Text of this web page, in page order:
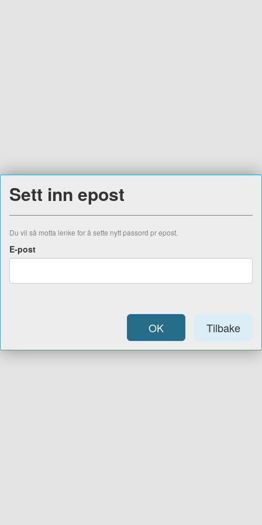
Sett inn epost
Du vil så motta lenke for å sette nytt passord pr epost.
E-post
OK Tilbake